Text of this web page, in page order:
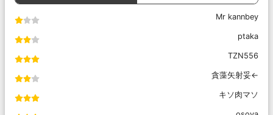
Mr kannbey
ptaka
TZN556
貪藻矢射妥←
キソ肉マソ